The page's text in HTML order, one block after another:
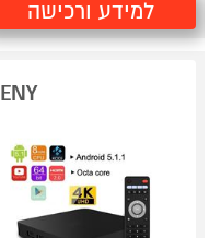
למידע ורכישה
ENY